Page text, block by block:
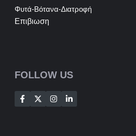
Φυτά-Βότανα-Διατροφή
Επιβιωση
FOLLOW US